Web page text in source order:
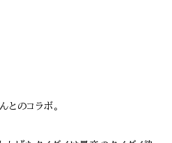
のコラボ。